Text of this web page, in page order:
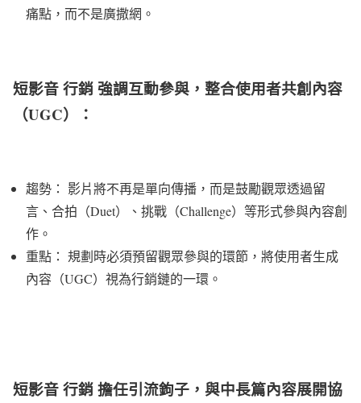
痛點，而不是廣撒網。
短影音 行銷 強調互動參與，整合使用者共創內容
（UGC）：
趨勢： 影片將不再是單向傳播，而是鼓勵觀眾透過留
言、合拍（Duet）、挑戰（Challenge）等形式參與內容創
作。
重點： 規劃時必須預留觀眾參與的環節，將使用者生成
內容（UGC）視為行銷鏈的一環。
短影音 行銷 擔任引流鉤子，與中長篇內容展開協